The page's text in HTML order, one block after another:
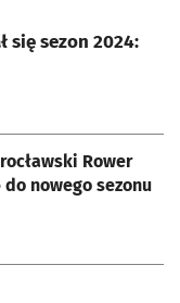
się sezon 2024:
Rower
nowego sezonu